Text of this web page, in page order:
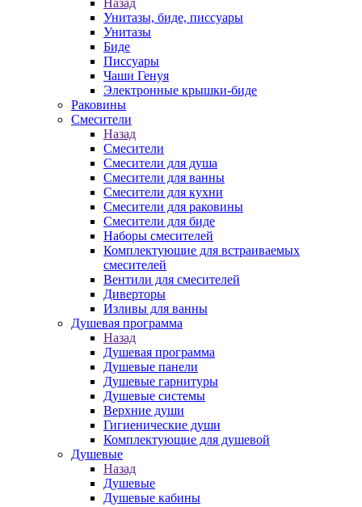
Назад
Унитазы, биде, писсуары
Унитазы
Биде
Писсуары
Чаши Генуя
Электронные крышки-биде
Раковины
Смесители
Назад
Смесители
Смесители для душа
Смесители для ванны
Смесители для кухни
Смесители для раковины
Смесители для биде
Наборы смесителей
Комплектующие для встраиваемых
смесителей
Вентили для смесителей
Диверторы
Изливы для ванны
Душевая программа
Назад
Душевая программа
Душевые панели
Душевые гарнитуры
Душевые системы
Верхние души
Гигиенические души
Комплектующие для душевой
Душевые
Назад
Душевые
Душевые кабины